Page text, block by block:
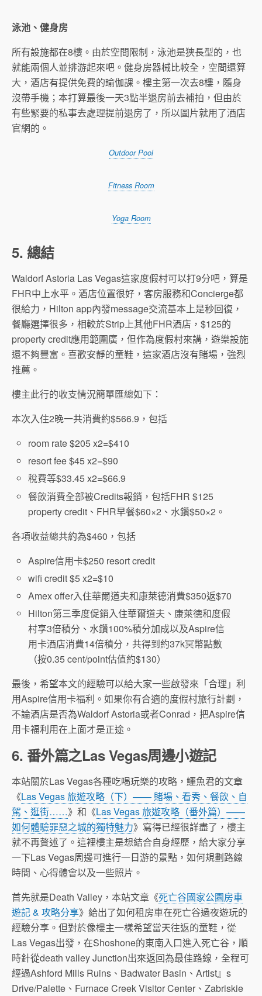
泳池、健身房
所有設施都在8樓。由於空間限制，泳池是狹長型的，也
就能兩個人並排游起來吧。健身房器械比較全，空間還算
大，酒店有提供免費的瑜伽課。樓主第一次去8樓，隨身
沒帶手機；本打算最後一天3點半退房前去補拍，但由於
有些緊要的私事去處理提前退房了，所以圖片就用了酒店
官網的。
Outdoor Pool
Fitness Room
Yoga Room
5. 總結
Waldorf Astoria Las Vegas這家度假村可以打9分吧，算是
FHR中上水平。酒店位置很好，客房服務和Concierge都
很給力，Hilton app內發message交流基本上是秒回復，
餐廳選擇很多，相較於Strip上其他FHR酒店，$125的
property credit應用範圍廣，但作為度假村來講，遊樂設施
還不夠豐富。喜歡安靜的童鞋，這家酒店沒有賭場，強烈
推薦。
樓主此行的收支情況簡單匯總如下：
本次入住2晚一共消費約$566.9，包括
room rate $205 x2=$410
resort fee $45 x2=$90
稅費等$33.45 x2=$66.9
餐飲消費全部被Credits報銷，包括FHR $125
property credit、FHR早餐$60×2、水鑽$50×2。
各項收益總共約為$460，包括
Aspire信用卡$250 resort credit
wifi credit $5 x2=$10
Amex offer入住華爾道夫和康萊德消費$350返$70
Hilton第三季度促銷入住華爾道夫、康萊德和度假
村享3倍積分、水鑽100%積分加成以及Aspire信
用卡酒店消費14倍積分，共得到約37k冥幣點數
（按0.35 cent/point估值約$130）
最後，希望本文的經驗可以給大家一些啟發來「合理」利
用Aspire信用卡福利。如果你有合適的度假村旅行計劃，
不論酒店是否為Waldorf Astoria或者Conrad，把Aspire信
用卡福利用在上面才是正途。
6. 番外篇之Las Vegas周邊小遊記
本站關於Las Vegas各種吃喝玩樂的攻略，鱷魚君的文章
《Las Vegas 旅遊攻略（下）—— 賭場、看秀、餐飲、自
駕、逛街……》和《Las Vegas 旅遊攻略（番外篇）——
如何體驗罪惡之城的獨特魅力》寫得已經很詳盡了，樓主
就不再贅述了。這裡樓主是想結合自身經歷，給大家分享
一下Las Vegas周邊可進行一日游的景點，如何規劃路線
時間、心得體會以及一些照片。
首先就是Death Valley，本站文章《死亡谷國家公園房車
遊記 & 攻略分享》給出了如何租房車在死亡谷過夜遊玩的
經驗分享。但對於像樓主一樣希望當天往返的童鞋，從
Las Vegas出發，在Shoshone的東南入口進入死亡谷，順
時針從death valley Junction出來返回為最佳路線，全程可
經過Ashford Mills Ruins、Badwater Basin、Artist』s
Drive/Palette、Furnace Creek Visitor Center、Zabriskie